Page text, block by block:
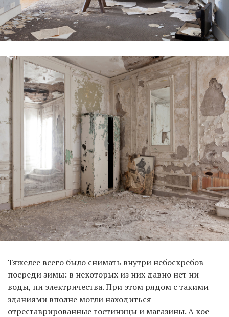
Тяжелее всего было снимать внутри небоскребов
посреди зимы: в некоторых из них давно нет ни
воды, ни электричества. При этом рядом с такими
зданиями вполне могли находиться
отреставрированные гостиницы и магазины. А кое-